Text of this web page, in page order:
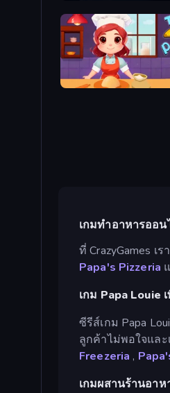
Top Pizza
เกมทำอาหารออ
ที่ CrazyGames
Papa's Pizzeria
เกม Papa Louie
ซีรีส์เกม Papa
ลูกค้าไม่พอใจแล
Freezeria ,
เกมผสานร้านอาห